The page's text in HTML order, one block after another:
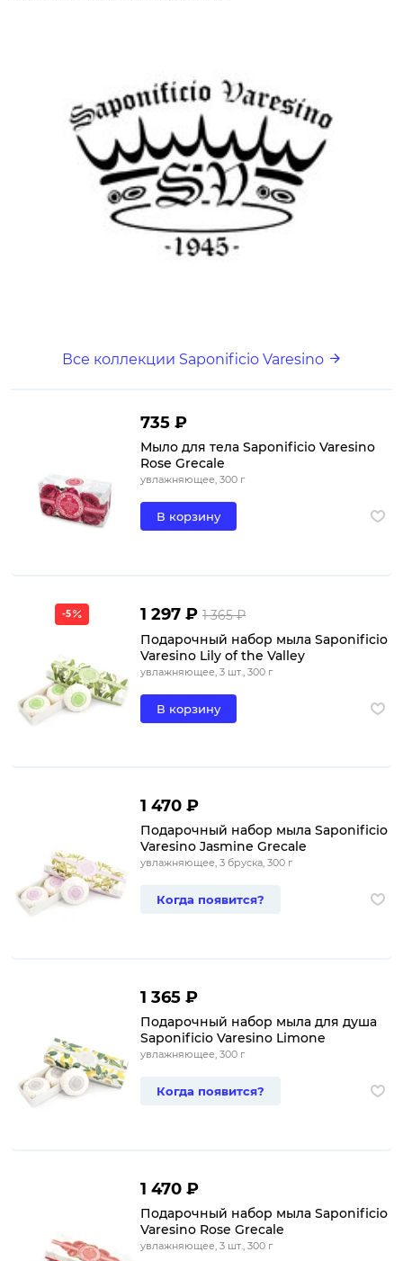
Все коллекции Saponificio Varesino
735 ₽
Мыло для тела Saponificio Varesino
Rose Grecale
увлажняющее, 300 г
В корзину
-5 1 297 ₽ 1 365 ₽
Подарочный набор мыла Saponificio
Varesino Lily of the Valley
увлажняющее, 3 шт., 300 г
В корзину
1 470 ₽
Подарочный набор мыла Saponificio
Varesino Jasmine Grecale
увлажняющее, 3 бруска, 300 г
Когда появится?
1 365 ₽
Подарочный набор мыла для душа
Saponificio Varesino Limone
увлажняющее, 300 г
Когда появится?
1 470 ₽
Подарочный набор мыла Saponificio
Varesino Rose Grecale
увлажняющее, 3 шт., 300 г